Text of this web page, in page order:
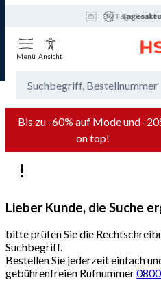
30 Tage
Menü Ansicht
Bis zu -60% auf Mode und -
on top!
Lieber Kunde, die Suche
bitte prüfen Sie die
Suchbegriff.
Bestellen Sie jederzeit einfach
gebührenfreien Rufnummer